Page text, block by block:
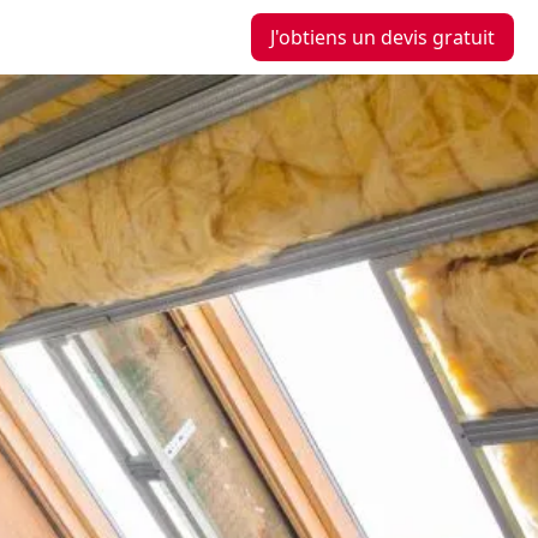
J'obtiens un devis gratuit